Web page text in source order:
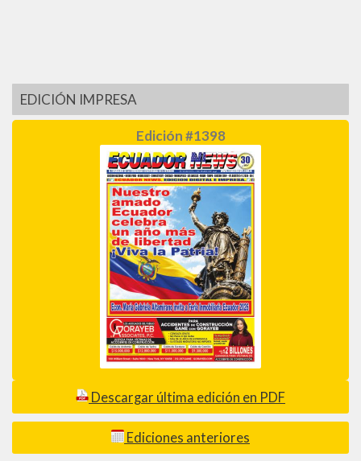
EDICIÓN IMPRESA
Edición #1398
Descargar última edición en PDF
Ediciones anteriores